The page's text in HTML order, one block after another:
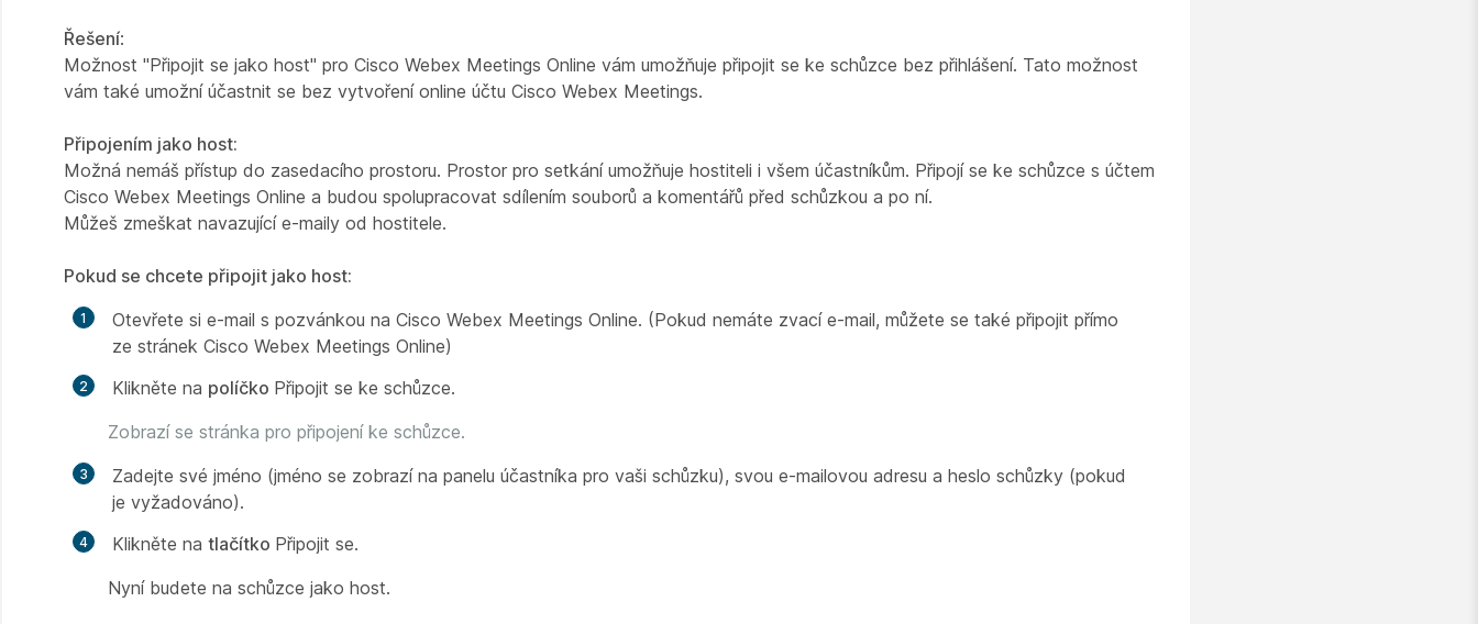
Řešení:
Možnost "Připojit se jako host" pro Cisco Webex Meetings Online vám umožňuje připojit se ke schůzce bez přihlášení. Tato možnost
vám také umožní účastnit se bez vytvoření online účtu Cisco Webex Meetings.
Připojením jako host:
Možná nemáš přístup do zasedacího prostoru. Prostor pro setkání umožňuje hostiteli i všem účastníkům. Připojí se ke schůzce s účtem
Cisco Webex Meetings Online a budou spolupracovat sdílením souborů a komentářů před schůzkou a po ní.
Můžeš zmeškat navazující e-maily od hostitele.
Pokud se chcete připojit jako host:
Otevřete si e-mail s pozvánkou na Cisco Webex Meetings Online. (Pokud nemáte zvací e-mail, můžete se také připojit přímo
ze stránek Cisco Webex Meetings Online)
Klikněte na políčko Připojit se ke schůzce.
Zobrazí se stránka pro připojení ke schůzce.
Zadejte své jméno (jméno se zobrazí na panelu účastníka pro vaši schůzku), svou e-mailovou adresu a heslo schůzky (pokud
je vyžadováno).
Klikněte na tlačítko Připojit se.
Nyní budete na schůzce jako host.